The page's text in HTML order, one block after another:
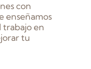
con
enseñamos
trabajo en
tu